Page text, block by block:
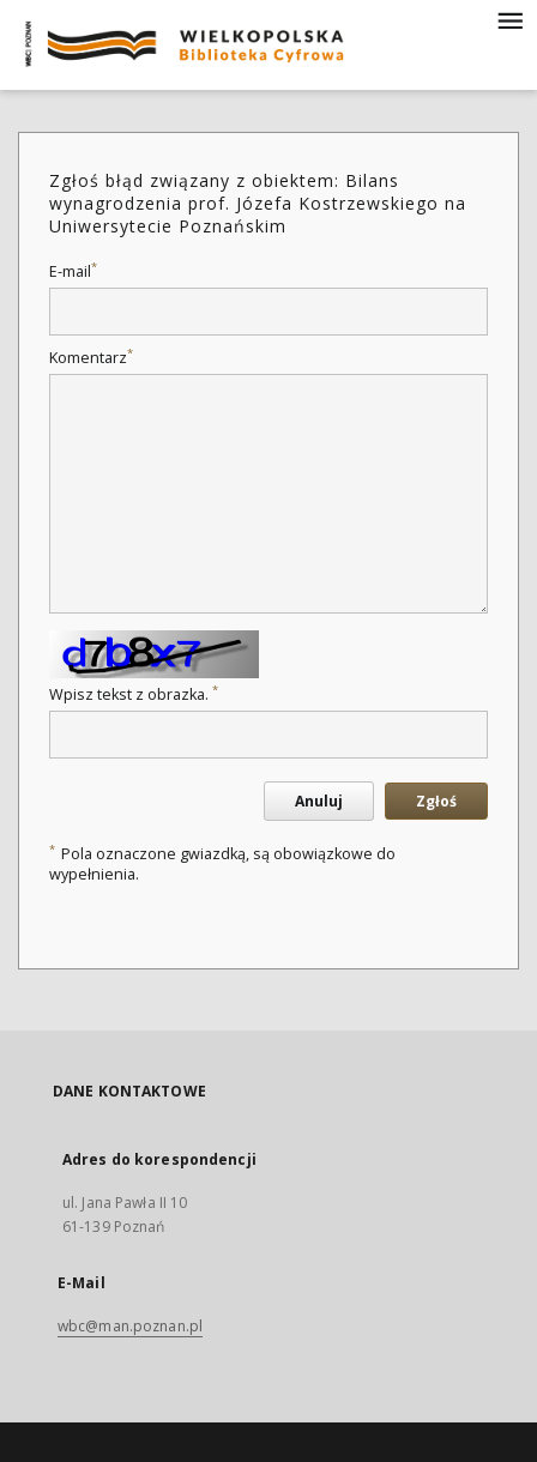
Zgłoś błąd związany z obiektem: Bilans
wynagrodzenia prof. Józefa Kostrzewskiego na
Uniwersytecie Poznańskim
E-mail*
Komentarz*
Wpisz tekst z obrazka. *
Anuluj Zgłoś
* Pola oznaczone gwiazdką, są obowiązkowe do
wypełnienia.
DANE KONTAKTOWE
Adres do korespondencji
ul. Jana Pawła II 10
61-139 Poznań
E-Mail
wbc@man.poznan.pl